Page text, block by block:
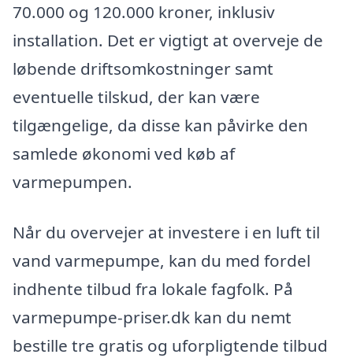
70.000 og 120.000 kroner, inklusiv
installation. Det er vigtigt at overveje de
løbende driftsomkostninger samt
eventuelle tilskud, der kan være
tilgængelige, da disse kan påvirke den
samlede økonomi ved køb af
varmepumpen.
Når du overvejer at investere i en luft til
vand varmepumpe, kan du med fordel
indhente tilbud fra lokale fagfolk. På
varmepumpe-priser.dk kan du nemt
bestille tre gratis og uforpligtende tilbud